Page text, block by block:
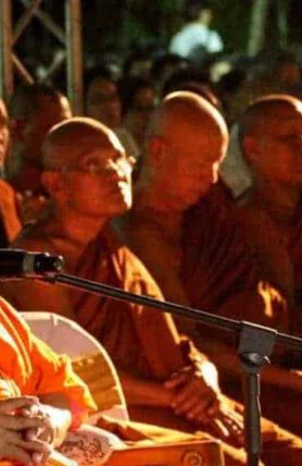
Blog
Leraren
Podcast
Samatha
De Vier